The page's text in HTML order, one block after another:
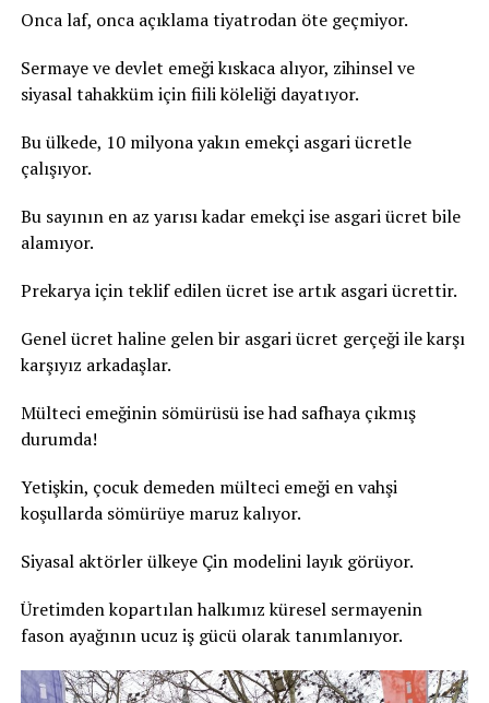
Onca laf, onca açıklama tiyatrodan öte geçmiyor.
Sermaye ve devlet emeği kıskaca alıyor, zihinsel ve
siyasal tahakküm için fiili köleliği dayatıyor.
Bu ülkede, 10 milyona yakın emekçi asgari ücretle
çalışıyor.
Bu sayının en az yarısı kadar emekçi ise asgari ücret bile
alamıyor.
Prekarya için teklif edilen ücret ise artık asgari ücrettir.
Genel ücret haline gelen bir asgari ücret gerçeği ile karşı
karşıyız arkadaşlar.
Mülteci emeğinin sömürüsü ise had safhaya çıkmış
durumda!
Yetişkin, çocuk demeden mülteci emeği en vahşi
koşullarda sömürüye maruz kalıyor.
Siyasal aktörler ülkeye Çin modelini layık görüyor.
Üretimden kopartılan halkımız küresel sermayenin
fason ayağının ucuz iş gücü olarak tanımlanıyor.